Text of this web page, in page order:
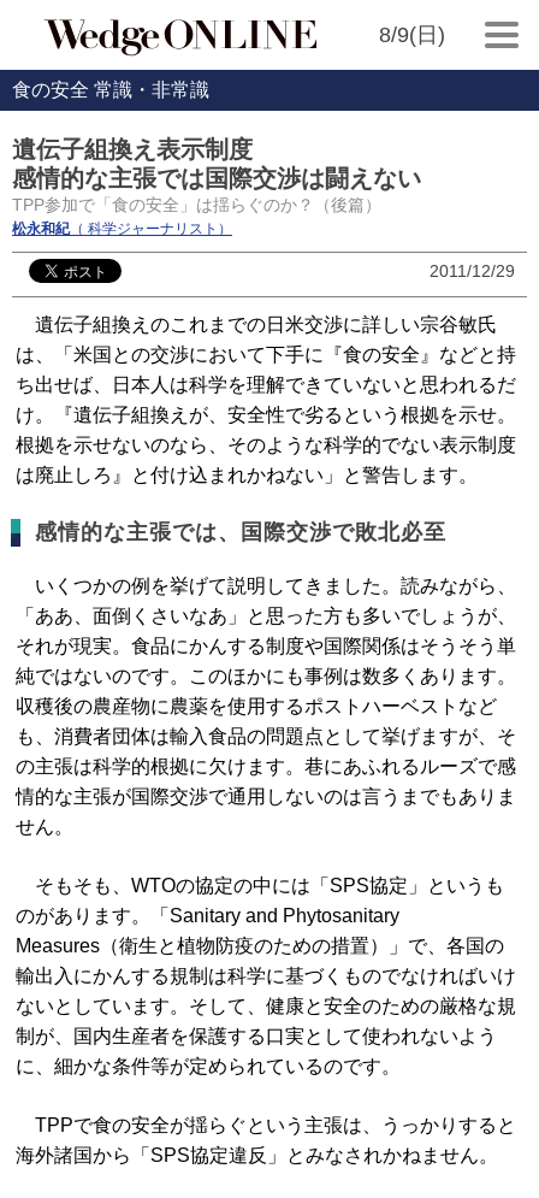
8/9(日)
食の安全 常識・非常識
遺伝子組換え表示制度
感情的な主張では国際交渉は闘えない
TPP参加で「食の安全」は揺らぐのか？（後篇）
松永和紀（ 科学ジャーナリスト）
2011/12/29
遺伝子組換えのこれまでの日米交渉に詳しい宗谷敏氏
は、「米国との交渉において下手に『食の安全』などと持
ち出せば、日本人は科学を理解できていないと思われるだ
け。『遺伝子組換えが、安全性で劣るという根拠を示せ。
根拠を示せないのなら、そのような科学的でない表示制度
は廃止しろ』と付け込まれかねない」と警告します。
感情的な主張では、国際交渉で敗北必至
いくつかの例を挙げて説明してきました。読みながら、
「ああ、面倒くさいなあ」と思った方も多いでしょうが、
それが現実。食品にかんする制度や国際関係はそうそう単
純ではないのです。このほかにも事例は数多くあります。
収穫後の農産物に農薬を使用するポストハーベストなど
も、消費者団体は輸入食品の問題点として挙げますが、そ
の主張は科学的根拠に欠けます。巷にあふれるルーズで感
情的な主張が国際交渉で通用しないのは言うまでもありま
せん。
そもそも、WTOの協定の中には「SPS協定」というも
のがあります。「Sanitary and Phytosanitary
Measures（衛生と植物防疫のための措置）」で、各国の
輸出入にかんする規制は科学に基づくものでなければいけ
ないとしています。そして、健康と安全のための厳格な規
制が、国内生産者を保護する口実として使われないよう
に、細かな条件等が定められているのです。
TPPで食の安全が揺らぐという主張は、うっかりすると
海外諸国から「SPS協定違反」とみなされかねません。